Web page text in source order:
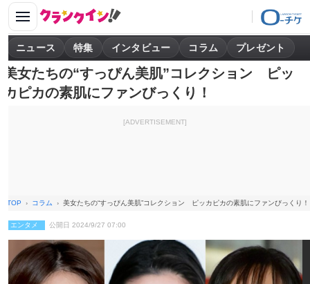
ニュース 特集 インタビュー コラム プレゼント
美女たちの“すっぴん美肌”コレクション ピッ
カピカの素肌にファンびっくり！
[ADVERTISEMENT]
TOP コラム 美女たちの“すっぴん美肌”コレクション ピッカピカの素肌にファンびっくり！
エンタメ 公開日 2024/9/27 07:00